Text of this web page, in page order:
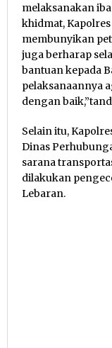
melaksanakan
khidmat,
membunyikan
juga berharap
bantuan kepada
pelaksanaannya
dengan
Selain itu,
Dinas
sarana
dilakukan
Lebaran.